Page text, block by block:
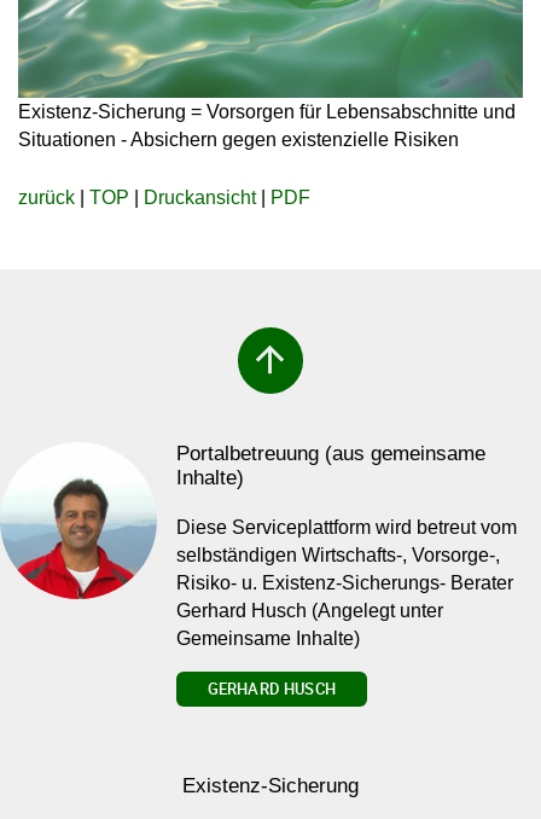
Existenz-Sicherung = Vorsorgen für Lebensabschnitte und
Situationen - Absichern gegen existenzielle Risiken
zurück TOP Druckansicht| PDF
arrow_upward
Portalbetreuung (aus gemeinsame
Inhalte)
Diese Serviceplattform wird betreut vom
selbständigen Wirtschafts-, Vorsorge-,
Risiko- u. Existenz-Sicherungs- Berater
Gerhard Husch (Angelegt unter
Gemeinsame Inhalte)
GERHARD HUSCH
Existenz-Sicherung